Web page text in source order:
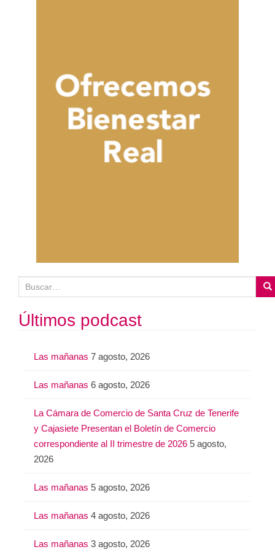
u
s
c
Últimos podcast
Las mañanas 7 agosto, 2026
Las mañanas 6 agosto, 2026
La Cámara de Comercio de Santa Cruz de Tenerife
y Cajasiete Presentan el Boletín de Comercio
correspondiente al II trimestre de 2026 5 agosto,
2026
Las mañanas 5 agosto, 2026
Las mañanas 4 agosto, 2026
Las mañanas 3 agosto, 2026